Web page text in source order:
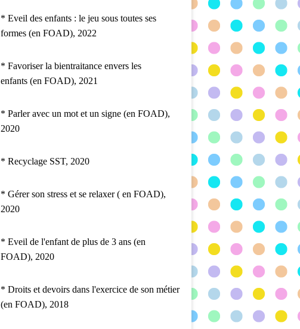
* Eveil des enfants : le jeu sous toutes ses
formes (en FOAD), 2022
* Favoriser la bientraitance envers les
enfants (en FOAD), 2021
* Parler avec un mot et un signe (en FOAD),
2020
* Recyclage SST, 2020
* Gérer son stress et se relaxer ( en FOAD),
2020
* Eveil de l'enfant de plus de 3 ans (en
FOAD), 2020
* Droits et devoirs dans l'exercice de son métier
(en FOAD), 2018